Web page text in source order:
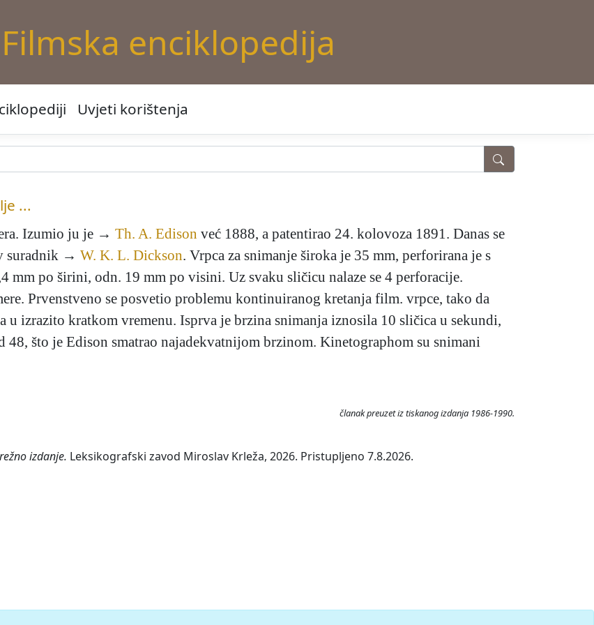
Filmska enciklopedija
Uvjeti korištenja
...
Izumio ju je → Th. A. Edison već 1888, a patentirao 24. kolovoza 1891. Danas se
suradnik → W. K. L. Dickson. Vrpca za snimanje široka je 35 mm, perforirana je s
mm po širini, odn. 19 mm po visini. Uz svaku sličicu nalaze se 4 perforacije.
Prvenstveno se posvetio problemu kontinuiranog kretanja film. vrpce, tako da
izrazito kratkom vremenu. Isprva je brzina snimanja iznosila 10 sličica u sekundi,
48, što je Edison smatrao najadekvatnijom brzinom. Kinetographom su snimani
članak preuzet iz tiskanog izdanja 1986-1990.
izdanje. Leksikografski zavod Miroslav Krleža, 2026. Pristupljeno 7.8.2026.